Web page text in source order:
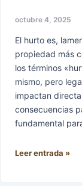
octubre 4, 2025
El hurto es,
propiedad más
los términos
mismo, pero
impactan
consecuencias
fundamental
Leer entrada »